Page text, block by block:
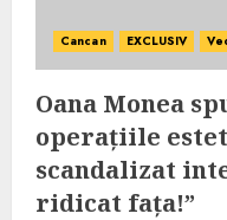
Cancan EXCLUSIV
Oana Monea
operațiile
scandalizat
ridicat fața!”